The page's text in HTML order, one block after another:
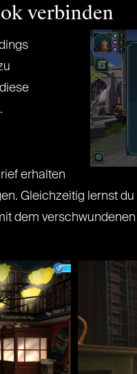
verbinden
erhalten
Gleichzeitig lernst
dem